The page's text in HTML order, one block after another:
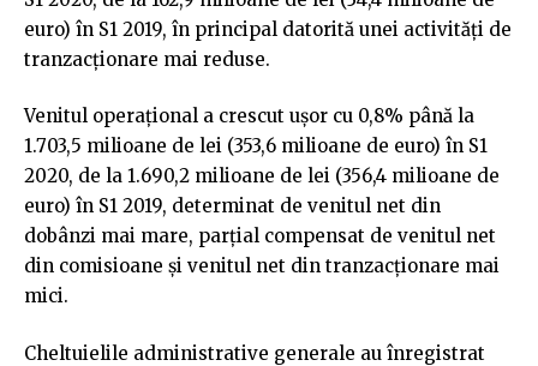
euro) în S1 2019, în principal datorită unei activități de
tranzacționare mai reduse.
Venitul operațional a crescut ușor cu 0,8% până la
1.703,5 milioane de lei (353,6 milioane de euro) în S1
2020, de la 1.690,2 milioane de lei (356,4 milioane de
euro) în S1 2019, determinat de venitul net din
dobânzi mai mare, parțial compensat de venitul net
din comisioane și venitul net din tranzacționare mai
mici.
Cheltuielile administrative generale au înregistrat